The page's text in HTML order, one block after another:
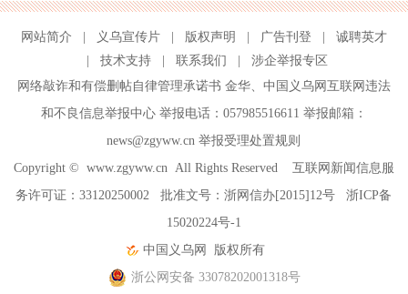
网站简介 义乌宣传片 版权声明 广告刊登
诚聘英才
技术支持 联系我们
涉企举报专区
网络敲诈和有偿删帖自律管理承诺书 金华、 中国义乌网互联网违法
和不良信息举报中心举报电话：057985516611 举报邮箱：
news@zgyww.cn举报受理处置规则
Copyright © www.zgyww.cnAll Rights Reserved 互联网新闻信息服
务许可证：33120250002 批准文号：浙网信办[2015]12号浙ICP备
15020224号-1
中国义乌网
版权所有
浙公网安备 33078202001318号